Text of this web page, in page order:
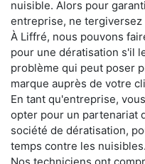
nuisible. Alors pour
entreprise, ne tergiversez
À Liffré, nous pouvons
pour une dératisation s'il
problème qui peut poser
marque auprès de votre
En tant qu'entreprise,
opter pour un partenariat
société de dératisation,
temps contre les nuisibles.